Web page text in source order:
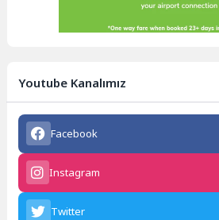
Youtube Kanalımız
Facebook
Instagram
Twitter